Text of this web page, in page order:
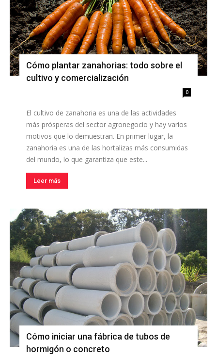
Cómo plantar zanahorias: todo sobre el
cultivo y comercialización
0
El cultivo de zanahoria es una de las actividades
más prósperas del sector agronegocio y hay varios
motivos que lo demuestran. En primer lugar, la
zanahoria es una de las hortalizas más consumidas
del mundo, lo que garantiza que este...
Leer más
Cómo iniciar una fábrica de tubos de
hormigón o concreto